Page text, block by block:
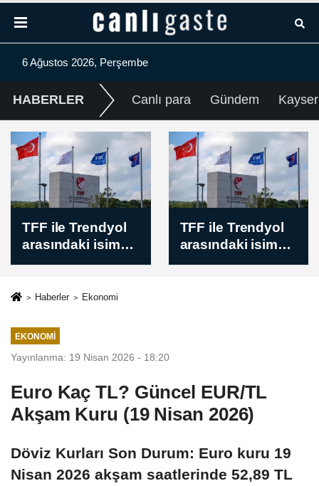
6 Ağustos 2026, Perşembe
HABERLER Canlı para Gündem
TFF ile Trendyol
arasındaki isim
sponsorluğu
uzatıldı
TFF ile Trendyol
arasındaki isim
sponsorluğu
Haberler Ekonomi
EKONOMI
Yayınlanma: 19 Nisan 2026 - 18:20
Euro Kaç TL? Güncel EUR/TL
Akşam Kuru (19 Nisan 2026)
Döviz Kurları Son Durum: Euro kuru 19
Nisan 2026 akşam saatlerinde 52,89 TL